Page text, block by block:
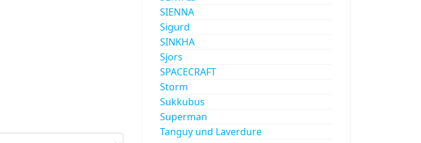
SIENNA
Sigurd
SINKHA
Sjors
SPACECRAFT
Storm
Sukkubus
Superman
Tanguy und Laverdure